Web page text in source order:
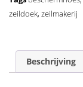
zeildoek, zeilmakerij
Beschrijving